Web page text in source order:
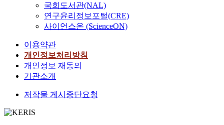
국회도서관(NAL)
연구윤리정보포털(CRE)
사이언스온 (ScienceON)
이용약관
개인정보처리방침
개인정보 재동의
기관소개
저작물 게시중단요청